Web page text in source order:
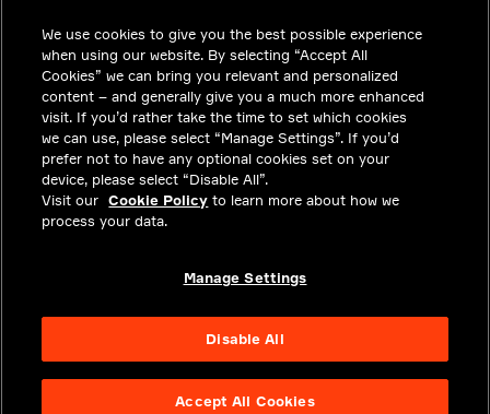
CARRERAS
INVERSIONISTAS
SALA DE PRENSA
COMUNÍCATE CON NOSOTROS
PRIVACY
We use cookies to give you the best possible experience
when using our website. By selecting “Accept All
Cookies” we can bring you relevant and personalized
content – and generally give you a much more enhanced
visit. If you’d rather take the time to set which cookies
we can use, please select “Manage Settings”. If you’d
prefer not to have any optional cookies set on your
device, please select “Disable All”.
Visit our Cookie Policy to learn more about how we
process your data.
Manage Settings
Disable All
Accept All Cookies